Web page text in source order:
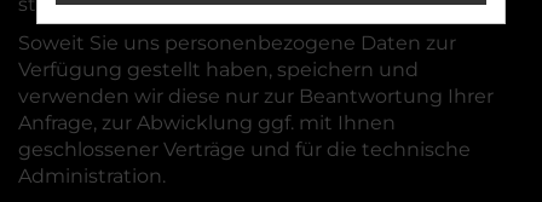
Soweit Sie uns personenbezogene Daten zur
Verfügung gestellt haben, speichern und
verwenden wir diese nur zur Beantwortung Ihrer
Anfrage, zur Abwicklung ggf. mit Ihnen
geschlossener Verträge und für die technische
Administration.